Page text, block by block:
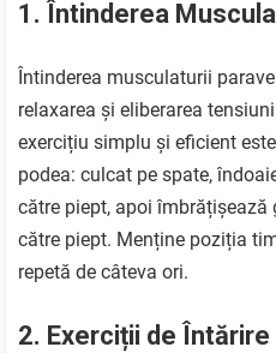
1. Întinderea
Întinderea musculaturii
relaxarea și eliberarea
exercițiu simplu și eficient
podea: culcat pe spate,
către piept, apoi îmbrățișează
către piept. Menține poziția
repetă de câteva ori.
2. Exerciții de